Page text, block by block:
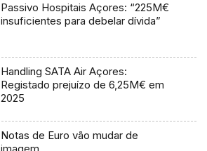
Passivo Hospitais Açores: “225M€
insuficientes para debelar dívida”
Handling SATA Air Açores:
Registado prejuízo de 6,25M€ em
2025
Notas de Euro vão mudar de